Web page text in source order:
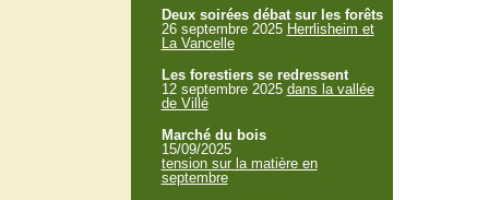
Deux soirées débat sur les forêts
26 septembre 2025 Herrlisheim et
La Vancelle
Les forestiers se redressent
12 septembre 2025 dans la vallée
de Villé
Marché du bois
15/09/2025
tension sur la matière en
septembre